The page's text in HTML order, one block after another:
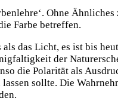
Ohne
Farbe betreffen.
das Licht, es ist bis
der
die Polarität als
sollte. Die